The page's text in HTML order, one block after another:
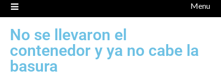
Menu
No se llevaron el
contenedor y ya no cabe la
basura